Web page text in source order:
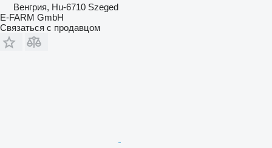
Венгрия, Hu-6710 Szeged
E-FARM GmbH
Связаться с продавцом